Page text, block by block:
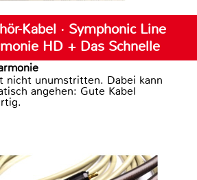
Kabel · Symphonic Line
HD + Das Schnelle
nicht unumstritten. Dabei kann
angehen: Gute Kabel